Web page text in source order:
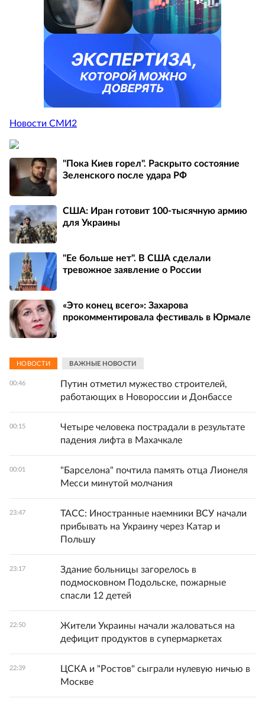
Новости СМИ2
"Пока Киев горел". Раскрыто состояние
Зеленского после удара РФ
США: Иран готовит 100-тысячную армию
для Украины
"Ее больше нет". В США сделали
тревожное заявление о России
«Это конец всего»: Захарова
прокомментировала фестиваль в Юрмале
НОВОСТИ ВАЖНЫЕ НОВОСТИ
00:46
Путин отметил мужество строителей,
работающих в Новороссии и Донбассе
00:15
Четыре человека пострадали в результате
падения лифта в Махачкале
00:01
"Барселона" почтила память отца Лионеля
Месси минутой молчания
23:47
ТАСС: Иностранные наемники ВСУ начали
прибывать на Украину через Катар и
Польшу
23:17
Здание больницы загорелось в
подмосковном Подольске, пожарные
спасли 12 детей
22:50
Жители Украины начали жаловаться на
дефицит продуктов в супермаркетах
22:39
ЦСКА и "Ростов" сыграли нулевую ничью в
Москве